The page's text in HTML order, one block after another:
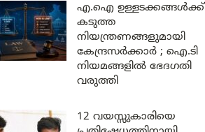
എ.ഐ ഉള്ളടക്കങ്ങൾക്ക്
കടുത്ത
നിയന്ത്രണങ്ങളുമായി
കേന്ദ്രസർക്കാർ ; ഐ.ടി
നിയമങ്ങളിൽ ഭേദഗതി
വരുത്തി
12 വയസ്സുകാരിയെ